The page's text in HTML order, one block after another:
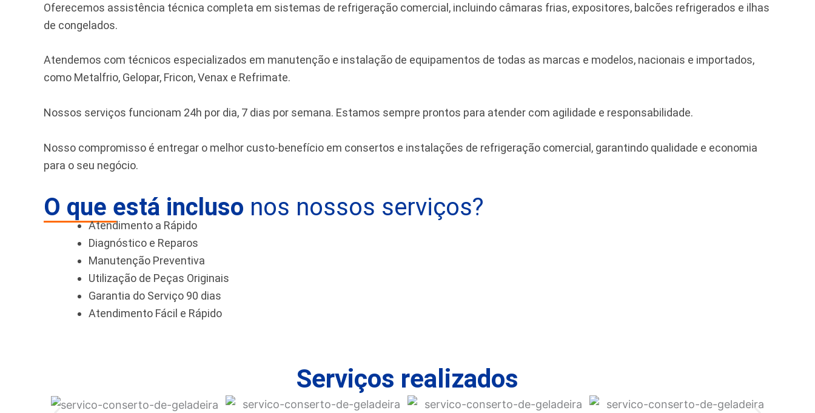
Oferecemos assistência técnica completa em sistemas de refrigeração comercial, incluindo câmaras frias, expositores, balcões refrigerados e ilhas
de congelados.
Atendemos com técnicos especializados em manutenção e instalação de equipamentos de todas as marcas e modelos, nacionais e importados,
como Metalfrio, Gelopar, Fricon, Venax e Refrimate.
Nossos serviços funcionam 24h por dia, 7 dias por semana. Estamos sempre prontos para atender com agilidade e responsabilidade.
Nosso compromisso é entregar o melhor custo-benefício em consertos e instalações de refrigeração comercial, garantindo qualidade e economia
para o seu negócio.
O que está incluso nos nossos serviços?
Atendimento a Rápido
Diagnóstico e Reparos
Manutenção Preventiva
Utilização de Peças Originais
Garantia do Serviço 90 dias
Atendimento Fácil e Rápido
Serviços realizados